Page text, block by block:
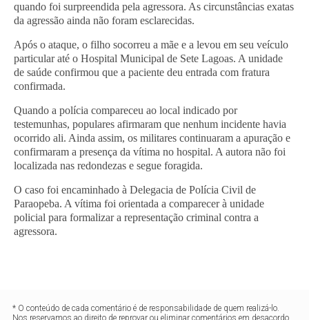
quando foi surpreendida pela agressora. As circunstâncias exatas
da agressão ainda não foram esclarecidas.
Após o ataque, o filho socorreu a mãe e a levou em seu veículo
particular até o Hospital Municipal de Sete Lagoas. A unidade
de saúde confirmou que a paciente deu entrada com fratura
confirmada.
Quando a polícia compareceu ao local indicado por
testemunhas, populares afirmaram que nenhum incidente havia
ocorrido ali. Ainda assim, os militares continuaram a apuração e
confirmaram a presença da vítima no hospital. A autora não foi
localizada nas redondezas e segue foragida.
O caso foi encaminhado à Delegacia de Polícia Civil de
Paraopeba. A vítima foi orientada a comparecer à unidade
policial para formalizar a representação criminal contra a
agressora.
* O conteúdo de cada comentário é de responsabilidade de quem realizá-lo.